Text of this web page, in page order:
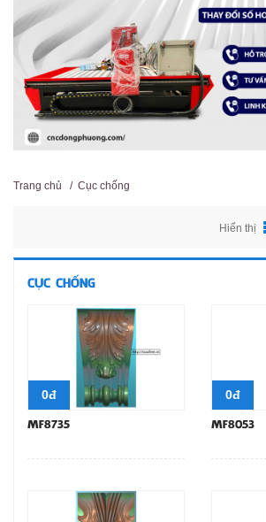
Trang chủ / Cục chống
Hiển thị
CỤC CHỐNG
0đ
MF8735
0đ
MF8053